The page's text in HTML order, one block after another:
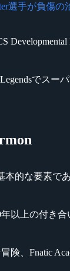
選手が負傷
でスー
本的な要素
年以上の付き
冒険、Fnatic